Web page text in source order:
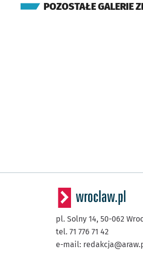
POZOSTAŁE GALERIE
pl. Solny 14, 50-062
tel. 71 776 71 42
e-mail: